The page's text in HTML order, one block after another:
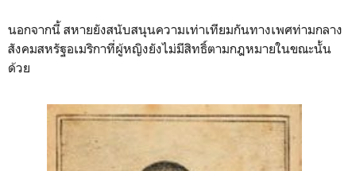
นอกจากนี้ สหายยังสนับสนุนความเท่าเทียมกันทางเพศท่ามกลาง
สังคมสหรัฐอเมริกาที่ผู้หญิงยังไม่มีสิทธิ์ตามกฎหมายในขณะนั้น
ด้วย